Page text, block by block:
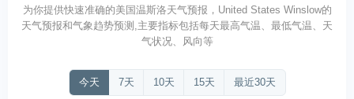
为你提供快速准确的美国温斯洛天气预报，United States Winslow的
天气预报和气象趋势预测,主要指标包括每天最高气温、最低气温、天
气状况、风向等
今天 7天 10天 15天 最近30天